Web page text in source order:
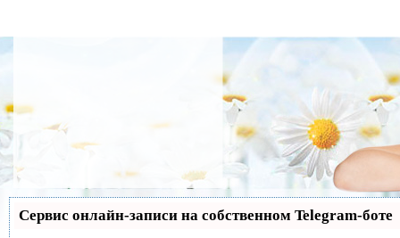
Сервис онлайн-записи на собственном Telegram-боте